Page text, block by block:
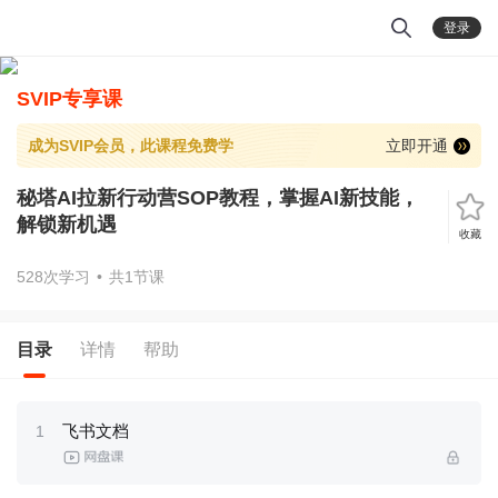
登录
SVIP专享课
成为SVIP会员，此课程免费学 立即开通
秘塔AI拉新行动营SOP教程，掌握AI新技能，
解锁新机遇
528次学习 • 共1节课
收藏
目录 详情 帮助
1 飞书文档